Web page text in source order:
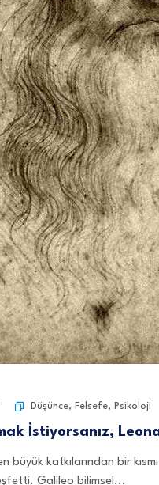
Düşünce, Felsefe, Psikoloji
İstiyorsanız,
büyük katkılarından bir
Galileo bilimsel...